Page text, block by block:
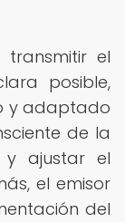
transmitir el
posible,
y adaptado
de la
ajustar el
el emisor
del